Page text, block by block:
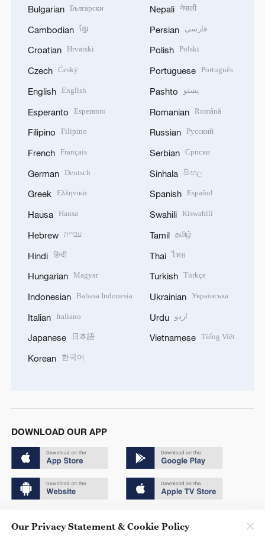
Bulgarian Български
Cambodian ខ្មែរ
Croatian Hrvatski
Czech Český
English English
Esperanto Esperanto
Filipino Filipino
French Français
German Deutsch
Greek Ελληνικά
Hausa Hausa
Hebrew עברית
Hindi हिन्दी
Hungarian Magyar
Indonesian Bahasa Indonesia
Italian Italiano
Japanese 日本語
Korean 한국어
Nepali नेपाली
Persian فارسی
Polish Polski
Portuguese Português
Pashto پښتو
Romanian Română
Russian Русский
Serbian Српски
Sinhala සිංහල
Spanish Español
Swahili Kiswahili
Tamil தமிழ்
Thai ไทย
Turkish Türkçe
Ukrainian Українська
Urdu اردو
Vietnamese Tiếng Việt
DOWNLOAD OUR APP
Our Privacy Statement & Cookie Policy